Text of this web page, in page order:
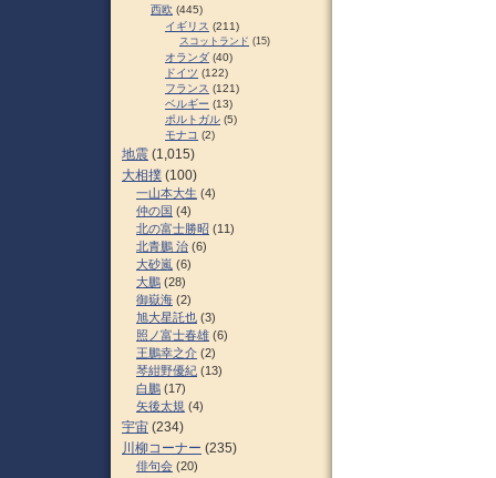
西欧 (445)
イギリス (211)
スコットランド (15)
オランダ (40)
ドイツ (122)
フランス (121)
ベルギー (13)
ポルトガル (5)
モナコ (2)
地震 (1,015)
大相撲 (100)
一山本大生 (4)
仲の国 (4)
北の富士勝昭 (11)
北青鵬 治 (6)
大砂嵐 (6)
大鵬 (28)
御嶽海 (2)
旭大星託也 (3)
照ノ富士春雄 (6)
王鵬幸之介 (2)
琴紺野優紀 (13)
白鵬 (17)
矢後太規 (4)
宇宙 (234)
川柳コーナー (235)
俳句会 (20)